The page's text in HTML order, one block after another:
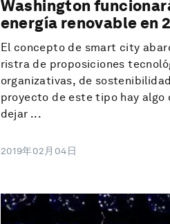
Washington
energía renovable en
El concepto de smart city
ristra de proposiciones
organizativas, de
proyecto de este tipo hay algo
dejar ...
2019年02月04日